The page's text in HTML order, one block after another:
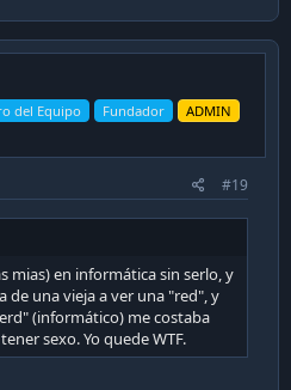
del Equipo Fundador ADMIN
#19
mias) en informática sin serlo, y
de una vieja a ver una "red", y
(informático) me costaba
sexo. Yo quede WTF.